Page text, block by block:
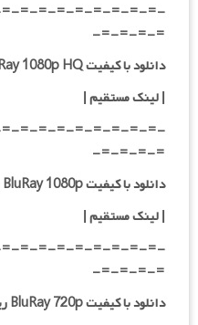
=-=-=-=-=-=-=-=-
=-=-=-=-
دانلود با کیفیت BluRay 1080p HQ ریلیز F2M
|لینک مستقیم|
=-=-=-=-=-=-=-=-
=-=-=-=-
دانلود با کیفیت BluRay 1080p ریلیز F2M
|لینک مستقیم|
=-=-=-=-=-=-=-=-
=-=-=-=-
دانلود با کیفیت BluRay 720p ریلیز F2M